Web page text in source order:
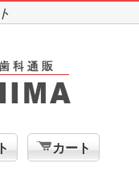
カート